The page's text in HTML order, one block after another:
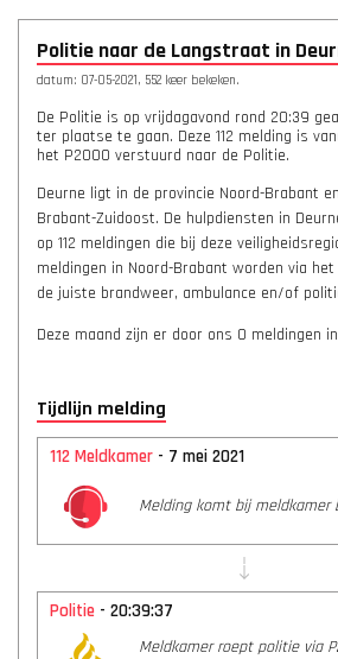
Politie naar de Langstraat in
datum: 07-05-2021, 552 keer bekeken.
De Politie is op vrijdagavond rond 20:39
ter plaatse te gaan. Deze 112 melding is
het P2000 verstuurd naar de Politie.
Deurne ligt in de provincie Noord-Brabant
Brabant-Zuidoost. De hulpdiensten in
op 112 meldingen die bij deze
meldingen in Noord-Brabant worden via
de juiste brandweer, ambulance en/of
Deze maand zijn er door ons 0 meldingen
Tijdlijn melding
112 Meldkamer - 7 mei 2021
Melding komt bij meldkamer
Politie - 20:39:37
Meldkamer roept politie via